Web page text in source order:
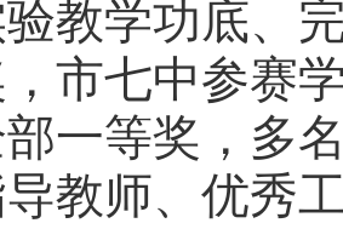
教学功底、
市七中参赛
一等奖，多
教师、优秀